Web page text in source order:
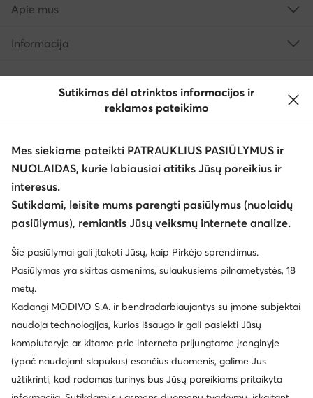
Apie mus
Informacija
© eavalyne.lt 2026
Taisyklės
Pakeisti nustatymus
Privatumo politika
Duomenų apsauga
Sutikimas dėl atrinktos informacijos ir
reklamos pateikimo
Mes siekiame pateikti PATRAUKLIUS PASIŪLYMUS ir
NUOLAIDAS, kurie labiausiai atitiks Jūsų poreikius ir
interesus.
Sutikdami, leisite mums parengti pasiūlymus (nuolaidų
pasiūlymus), remiantis Jūsų veiksmų internete analize.
Šie pasiūlymai gali įtakoti Jūsų, kaip Pirkėjo sprendimus.
Pasiūlymas yra skirtas asmenims, sulaukusiems pilnametystės, 18
metų.
Kadangi MODIVO S.A. ir bendradarbiaujantys su įmone subjektai
naudoja technologijas, kurios išsaugo ir gali pasiekti Jūsų
kompiuteryje ar kitame prie interneto prijungtame įrenginyje
(ypač naudojant slapukus) esančius duomenis, galime Jus
užtikrinti, kad rodomas turinys bus Jūsų poreikiams pritaikyta